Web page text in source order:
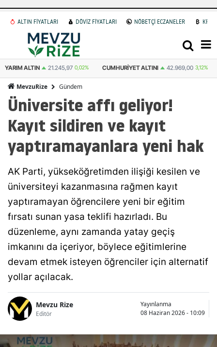
ALTIN FİYATLARI DÖVİZ FİYATLARI NÖBETÇİ ECZANELER
YARIM ALTIN 21.245,97 0,02% CUMHURIYET ALTINI 42.969,00 3,12%
MevzuRize Gündem
Üniversite affı geliyor!
Kayıt sildiren ve kayıt
yaptıramayanlara yeni hak
AK Parti, yükseköğretimden ilişiği kesilen ve
üniversiteyi kazanmasına rağmen kayıt
yaptıramayan öğrencilere yeni bir eğitim
fırsatı sunan yasa teklifi hazırladı. Bu
düzenleme, aynı zamanda yatay geçiş
imkanını da içeriyor, böylece eğitimlerine
devam etmek isteyen öğrenciler için alternatif
yollar açılacak.
Mevzu Rize
Editör
Yayınlanma
08 Haziran 2026 - 10:09